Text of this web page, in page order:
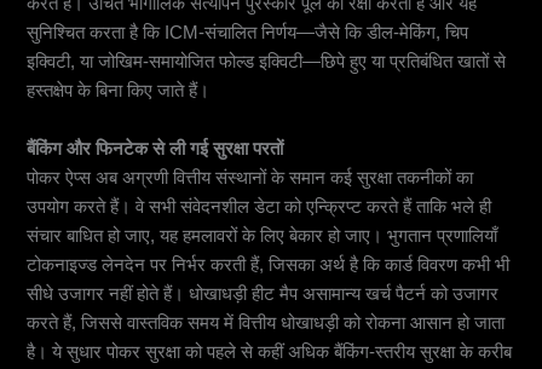
करते हैं। उचित भौगोलिक सत्यापन पुरस्कार पूल की रक्षा करता है और यह
सुनिश्चित करता है कि ICM-संचालित निर्णय—जैसे कि डील-मेकिंग, चिप
इक्विटी, या जोखिम-समायोजित फोल्ड इक्विटी—छिपे हुए या प्रतिबंधित खातों से
हस्तक्षेप के बिना किए जाते हैं।
बैंकिंग और फिनटेक से ली गई सुरक्षा परतों
पोकर ऐप्स अब अग्रणी वित्तीय संस्थानों के समान कई सुरक्षा तकनीकों का
उपयोग करते हैं। वे सभी संवेदनशील डेटा को एन्क्रिप्ट करते हैं ताकि भले ही
संचार बाधित हो जाए, यह हमलावरों के लिए बेकार हो जाए। भुगतान प्रणालियाँ
टोकनाइज्ड लेनदेन पर निर्भर करती हैं, जिसका अर्थ है कि कार्ड विवरण कभी भी
सीधे उजागर नहीं होते हैं। धोखाधड़ी हीट मैप असामान्य खर्च पैटर्न को उजागर
करते हैं, जिससे वास्तविक समय में वित्तीय धोखाधड़ी को रोकना आसान हो जाता
है। ये सुधार पोकर सुरक्षा को पहले से कहीं अधिक बैंकिंग-स्तरीय सुरक्षा के करीब